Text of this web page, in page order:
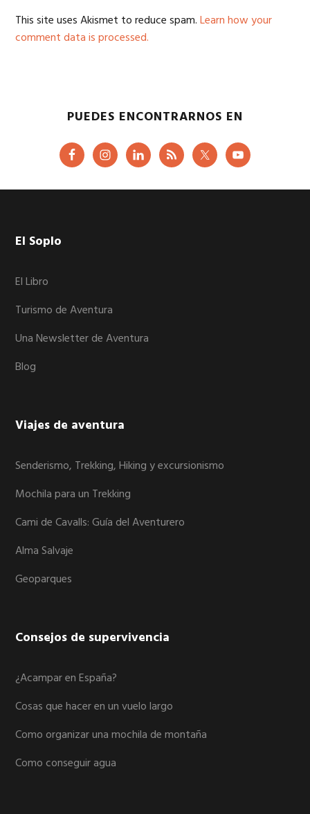
This site uses Akismet to reduce spam.Learn how your
comment data is processed.
PUEDES ENCONTRARNOS EN
Footer
El Soplo
El Libro
Turismo de Aventura
Una Newsletter de Aventura
Blog
Viajes de aventura
Senderismo, Trekking, Hiking y excursionismo
Mochila para un Trekking
Cami de Cavalls: Guía del Aventurero
Alma Salvaje
Geoparques
Consejos de supervivencia
¿Acampar en España?
Cosas que hacer en un vuelo largo
Como organizar una mochila de montaña
Como conseguir agua